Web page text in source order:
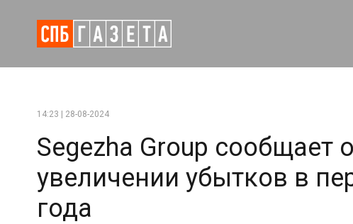
14:23 | 28-08-2024
Segezha Group сообщает
увеличении убытков в
года